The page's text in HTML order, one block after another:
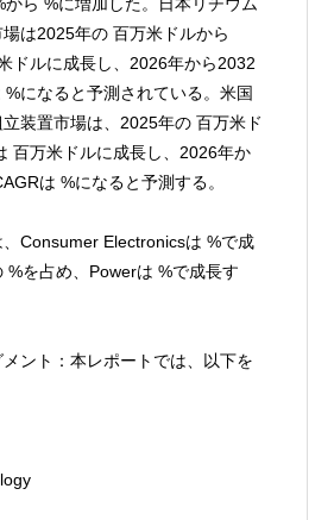
は2025年の 百万米ドルから
ドルに成長し、2026年から2032
になると予測されている。米国
装置市場は、2025年の 百万米ド
百万米ドルに成長し、2026年か
は %になると予測する。
Consumer Electronicsは %で成
%を占め、Powerは %で成長す
ント：本レポートでは、以下を